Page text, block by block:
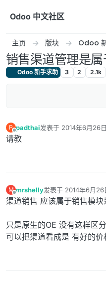
Odoo 中文社区
主页 版块 Odoo
销售渠道管理是
Odoo 新手求助 3 2 2.1k
P
离线
padthai发表于 2014年6月26
最后由 编辑
请教
M
离线
mrshelly发表于 2014年6月
最后由 编辑
渠道销售 应该属于销售模
只是原生的OE 没有这样区
可以把渠道看成是 有好的